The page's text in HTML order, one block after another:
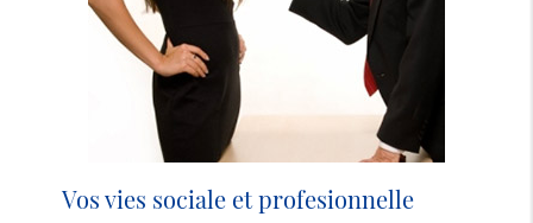
Vos vies sociale et profesionnelle